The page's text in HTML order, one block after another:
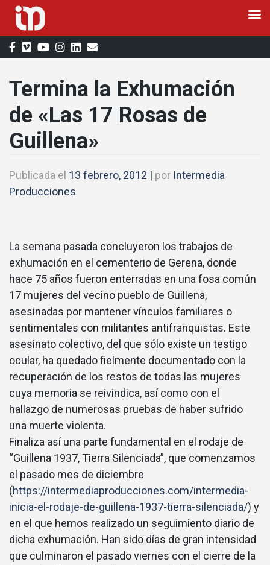
Saltar
al
Termina la Exhumación
de «Las 17 Rosas de
Guillena»
Publicada el 13 febrero, 2012 | por Intermedia
Producciones
La semana pasada concluyeron los trabajos de
exhumación en el cementerio de Gerena, donde
hace 75 años fueron enterradas en una fosa común
17 mujeres del vecino pueblo de Guillena,
asesinadas por mantener vínculos familiares o
sentimentales con militantes antifranquistas. Este
asesinato colectivo, del que sólo existe un testigo
ocular, ha quedado fielmente documentado con la
recuperación de los restos de todas las mujeres
cuya memoria se reivindica, así como con el
hallazgo de numerosas pruebas de haber sufrido
una muerte violenta.
Finaliza así una parte fundamental en el rodaje de
“Guillena 1937, Tierra Silenciada”, que comenzamos
el pasado mes de diciembre
(https://intermediaproducciones.com/intermedia-
inicia-el-rodaje-de-guillena-1937-tierra-silenciada/) y
en el que hemos realizado un seguimiento diario de
dicha exhumación. Han sido días de gran intensidad
que culminaron el pasado viernes con el cierre de la